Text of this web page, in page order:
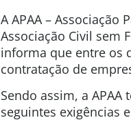
A APAA – Associação
Associação Civil sem
informa que entre os
contratação de
Sendo assim, a
seguintes exigências